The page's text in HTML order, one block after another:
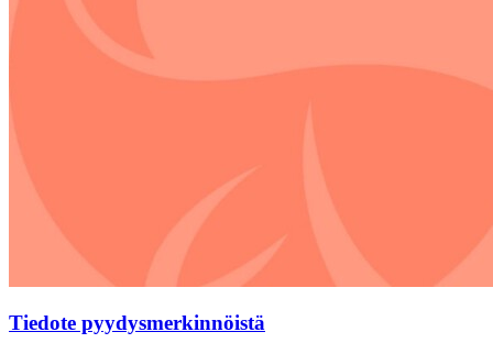
Tiedote pyydysmerkinnöistä